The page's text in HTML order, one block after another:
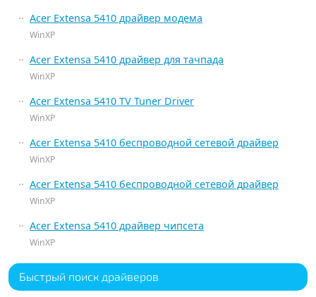
Acer Extensa 5410 драйвер модема
WinXP
Acer Extensa 5410 драйвер для тачпада
WinXP
Acer Extensa 5410 TV Tuner Driver
WinXP
Acer Extensa 5410 беспроводной сетевой драйвер
WinXP
Acer Extensa 5410 беспроводной сетевой драйвер
WinXP
Acer Extensa 5410 драйвер чипсета
WinXP
Быстрый поиск драйверов